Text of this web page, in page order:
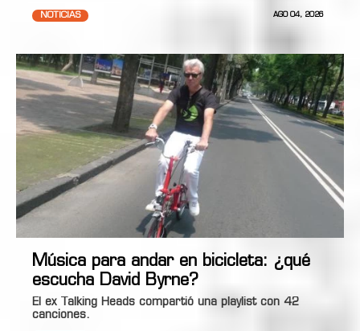
NOTICIAS AGO 04, 2026
Música para andar en bicicleta: ¿qué
escucha David Byrne?
El ex Talking Heads compartió una playlist con 42
canciones.